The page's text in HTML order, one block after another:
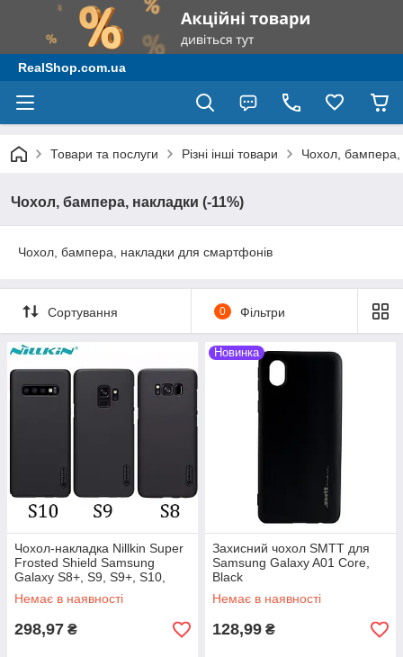
RealShop.com.ua
Товари та послуги Різні інші товари Чохол, бампера,
Чохол, бампера, накладки (-11%)
Чохол, бампера, накладки для смартфонів
Сортування 0 Фільтри
Чохол-накладка Nillkin Super
Frosted Shield Samsung
Galaxy S8+, S9, S9+, S10,
S10+ Black
Немає в наявності
298,97 ₴
Новинка
Захисний чохол SMTT для
Samsung Galaxy A01 Core,
Black
Немає в наявності
128,99 ₴